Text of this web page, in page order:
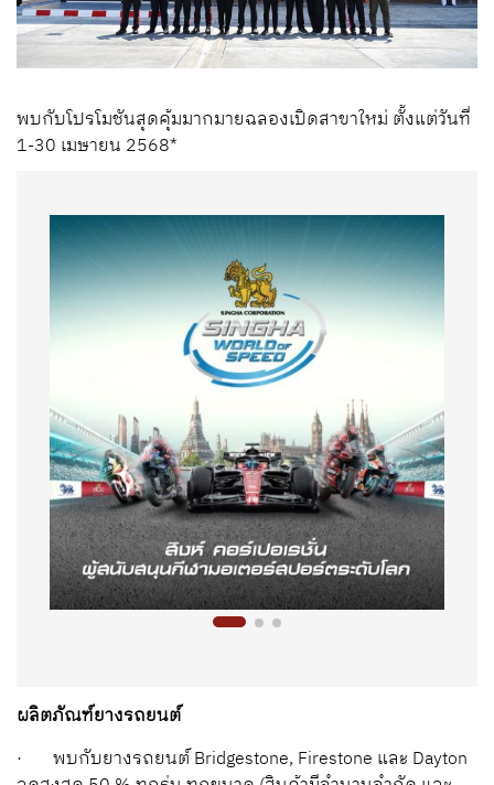
พบกับโปรโมชันสุดคุ้มมากมายฉลองเปิดสาขาใหม่ ตั้งแต่วันที่
1-30 เมษายน 2568*
ผลิตภัณฑ์ยางรถยนต์
· พบกับยางรถยนต์ Bridgestone, Firestone และ Dayton